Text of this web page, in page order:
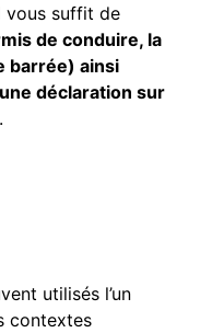
vous suffit de
de conduire, la
barrée) ainsi
déclaration sur
.
utilisés l’un
contextes